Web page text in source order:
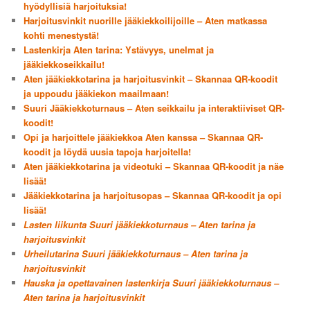
hyödyllisiä harjoituksia!
Harjoitusvinkit nuorille jääkiekkoilijoille – Aten matkassa
kohti menestystä!
Lastenkirja Aten tarina: Ystävyys, unelmat ja
jääkiekkoseikkailu!
Aten jääkiekkotarina ja harjoitusvinkit – Skannaa QR-koodit
ja uppoudu jääkiekon maailmaan!
Suuri Jääkiekkoturnaus – Aten seikkailu ja interaktiiviset QR-
koodit!
Opi ja harjoittele jääkiekkoa Aten kanssa – Skannaa QR-
koodit ja löydä uusia tapoja harjoitella!
Aten jääkiekkotarina ja videotuki – Skannaa QR-koodit ja näe
lisää!
Jääkiekkotarina ja harjoitusopas – Skannaa QR-koodit ja opi
lisää!
Lasten liikunta Suuri jääkiekkoturnaus – Aten tarina ja
harjoitusvinkit
Urheilutarina Suuri jääkiekkoturnaus – Aten tarina ja
harjoitusvinkit
Hauska ja opettavainen lastenkirja Suuri jääkiekkoturnaus –
Aten tarina ja harjoitusvinkit